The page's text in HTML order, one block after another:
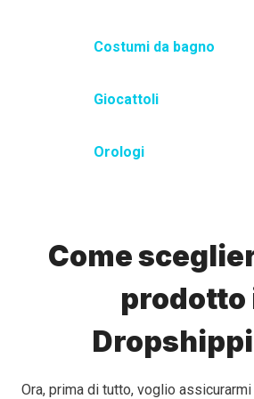
Costumi da bagno
Giocattoli
Orologi
Come
prodotto
Ora, prima di tutto, voglio